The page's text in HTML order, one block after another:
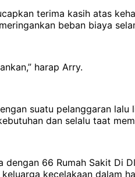
terima kasih atas
beban biaya
harap Arry.
suatu pelanggaran
dan selalu taat
66 Rumah Sakit Di
kecelakaan dalam